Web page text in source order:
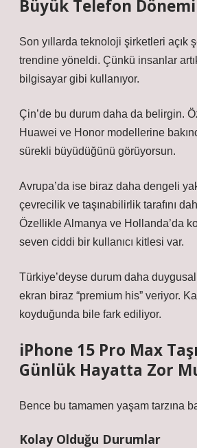
Büyük Telefon Dönemi
Son yıllarda teknoloji şirketleri açık
trendine yöneldi. Çünkü insanlar
bilgisayar gibi kullanıyor.
Çin’de bu durum daha da belirgin.
Huawei ve Honor modellerine
sürekli büyüdüğünü görüyorsun.
Avrupa’da ise biraz daha dengeli
çevrecilik ve taşınabilirlik tarafını
Özellikle Almanya ve Hollanda’da
seven ciddi bir kullanıcı kitlesi var.
Türkiye’deyse durum daha
ekran biraz “premium his” veriyor.
koyduğunda bile fark ediliyor.
iPhone 15 Pro Max
Günlük Hayatta Zor
Bence bu tamamen yaşam tarzına
Kolay Olduğu Durumlar